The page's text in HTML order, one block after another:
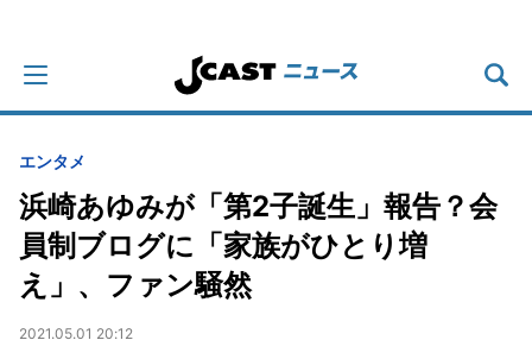
エンタメ
浜崎あゆみが「第2子誕生」報告？会
員制ブログに「家族がひとり増
え」、ファン騒然
2021.05.01 20:12